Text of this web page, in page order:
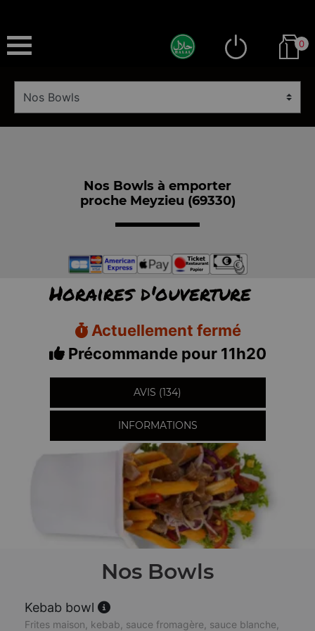
0
Nos Bowls à emporter
proche Meyzieu (69330)
Horaires d'ouverture
Actuellement fermé
Précommande pour 11h20
AVIS (134)
INFORMATIONS
Nos Bowls
Kebab bowl
Frites maison, kebab, sauce fromagère, sauce blanche,